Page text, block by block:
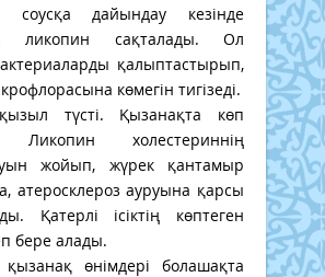
соусқа дайындау кезінде
ликопин сақталады. Ол
қалыптастырып,
көмегін тигізеді.
түсті. Қызанақта көп
Ликопин холестериннің
жойып, жүрек қантамыр
атеросклероз ауруына қарсы
Қатерлі ісіктің көптеген
бере алады.
өнімдері болашақта